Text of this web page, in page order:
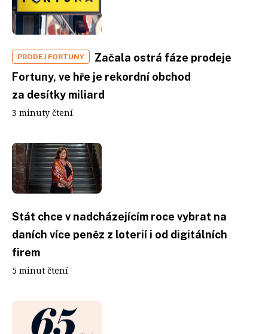
PRODEJ FORTUNY
Začala ostrá fáze prodeje
Fortuny, ve hře je rekordní obchod
za desítky miliard
3 minuty čtení
Stát chce v nadcházejícím roce vybrat na
daních více peněz z loterií i od digitálních
firem
5 minut čtení